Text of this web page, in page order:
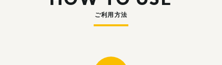
ご利用方法